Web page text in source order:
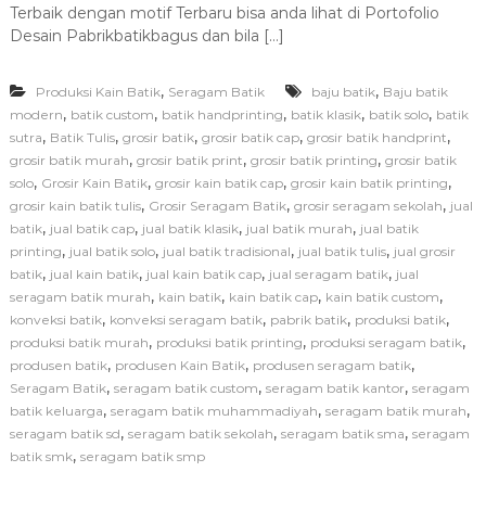
a
d
u
k
S
e
r
a
g
m
B
a
t
i
k
e
Terbaik dengan motif Terbaru bisa anda lihat di Portofolio
Desain Pabrikbatikbagus dan bila […]
Produksi Kain Batik, Seragam Batik baju batik, Baju batik
modern, batik custom, batik handprinting, batik klasik, batik solo, batik
sutra, Batik Tulis, grosir batik, grosir batik cap, grosir batik handprint,
grosir batik murah, grosir batik print, grosir batik printing, grosir batik
solo, Grosir Kain Batik, grosir kain batik cap, grosir kain batik printing,
grosir kain batik tulis, Grosir Seragam Batik, grosir seragam sekolah, jual
batik, jual batik cap, jual batik klasik, jual batik murah, jual batik
printing, jual batik solo, jual batik tradisional, jual batik tulis, jual grosir
batik, jual kain batik, jual kain batik cap, jual seragam batik, jual
seragam batik murah, kain batik, kain batik cap, kain batik custom,
konveksi batik, konveksi seragam batik, pabrik batik, produksi batik,
produksi batik murah, produksi batik printing, produksi seragam batik,
produsen batik, produsen Kain Batik, produsen seragam batik,
Seragam Batik, seragam batik custom, seragam batik kantor, seragam
batik keluarga, seragam batik muhammadiyah, seragam batik murah,
seragam batik sd, seragam batik sekolah, seragam batik sma, seragam
batik smk, seragam batik smp